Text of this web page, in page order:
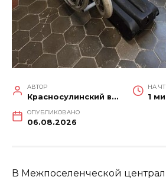
АВТОР
Красносулинский вестник
НА
1
ОПУБЛИКОВАНО
06.08.2026
В Межпоселенческой